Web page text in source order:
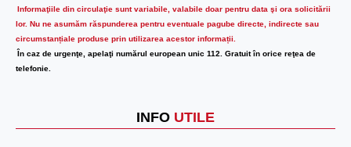
Informaţiile din circulaţie sunt variabile, valabile doar pentru data şi ora solicitării
lor. Nu ne asumăm răspunderea pentru eventuale pagube directe, indirecte sau
circumstanțiale produse prin utilizarea acestor informații.
În caz de urgenţe, apelaţi numărul european unic 112. Gratuit în orice reţea de
telefonie.
INFO UTILE